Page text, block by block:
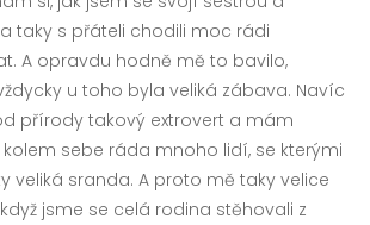
taky s přáteli chodili moc rádi
A opravdu hodně mě to bavilo,
u toho byla veliká zábava. Navíc
přírody takový extrovert a mám
sebe ráda mnoho lidí, se kterými
veliká sranda. A proto mě taky velice
jsme se celá rodina stěhovali z